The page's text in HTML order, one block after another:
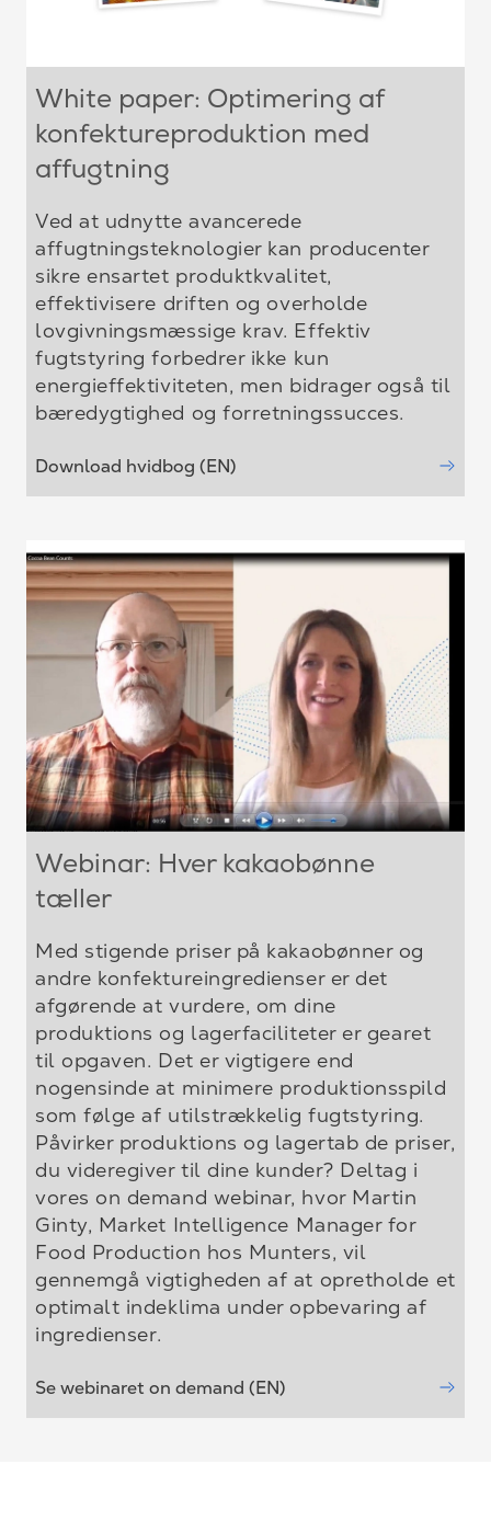
White paper: Optimering af
konfektureproduktion med
affugtning
Ved at udnytte avancerede
affugtningsteknologier kan producenter
sikre ensartet produktkvalitet,
effektivisere driften og overholde
lovgivningsmæssige krav. Effektiv
fugtstyring forbedrer ikke kun
energieffektiviteten, men bidrager også til
bæredygtighed og forretningssucces.
Download hvidbog (EN)
Webinar: Hver kakaobønne
tæller
Med stigende priser på kakaobønner og
andre konfektureingredienser er det
afgørende at vurdere, om dine
produktions og lagerfaciliteter er gearet
til opgaven. Det er vigtigere end
nogensinde at minimere produktionsspild
som følge af utilstrækkelig fugtstyring.
Påvirker produktions og lagertab de priser,
du videregiver til dine kunder? Deltag i
vores on demand webinar, hvor Martin
Ginty, Market Intelligence Manager for
Food Production hos Munters, vil
gennemgå vigtigheden af at opretholde et
optimalt indeklima under opbevaring af
ingredienser.
Se webinaret on demand (EN)